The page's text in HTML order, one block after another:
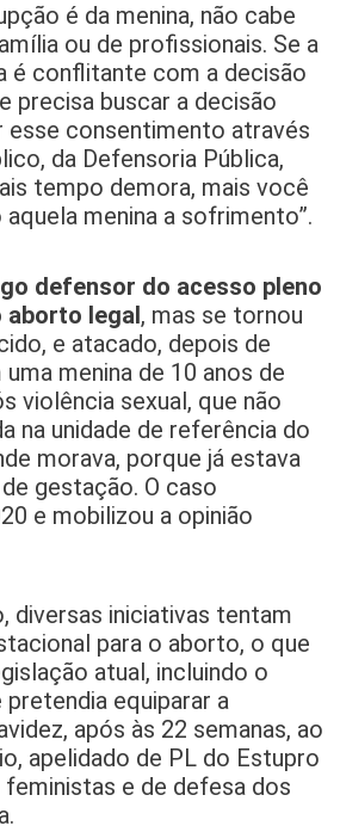
é da menina, não cabe
ou de profissionais. Se a
é conflitante com a decisão
precisa buscar a decisão
esse consentimento através
da Defensoria Pública,
tempo demora, mais você
menina a sofrimento”.
defensor do acesso pleno
aborto legal, mas se tornou
e atacado, depois de
menina de 10 anos de
violência sexual, que não
na unidade de referência do
morava, porque já estava
gestação. O caso
e mobilizou a opinião
diversas iniciativas tentam
para o aborto, o que
atual, incluindo o
equiparar a
após às 22 semanas, ao
apelidado de PL do Estupro
e de defesa dos